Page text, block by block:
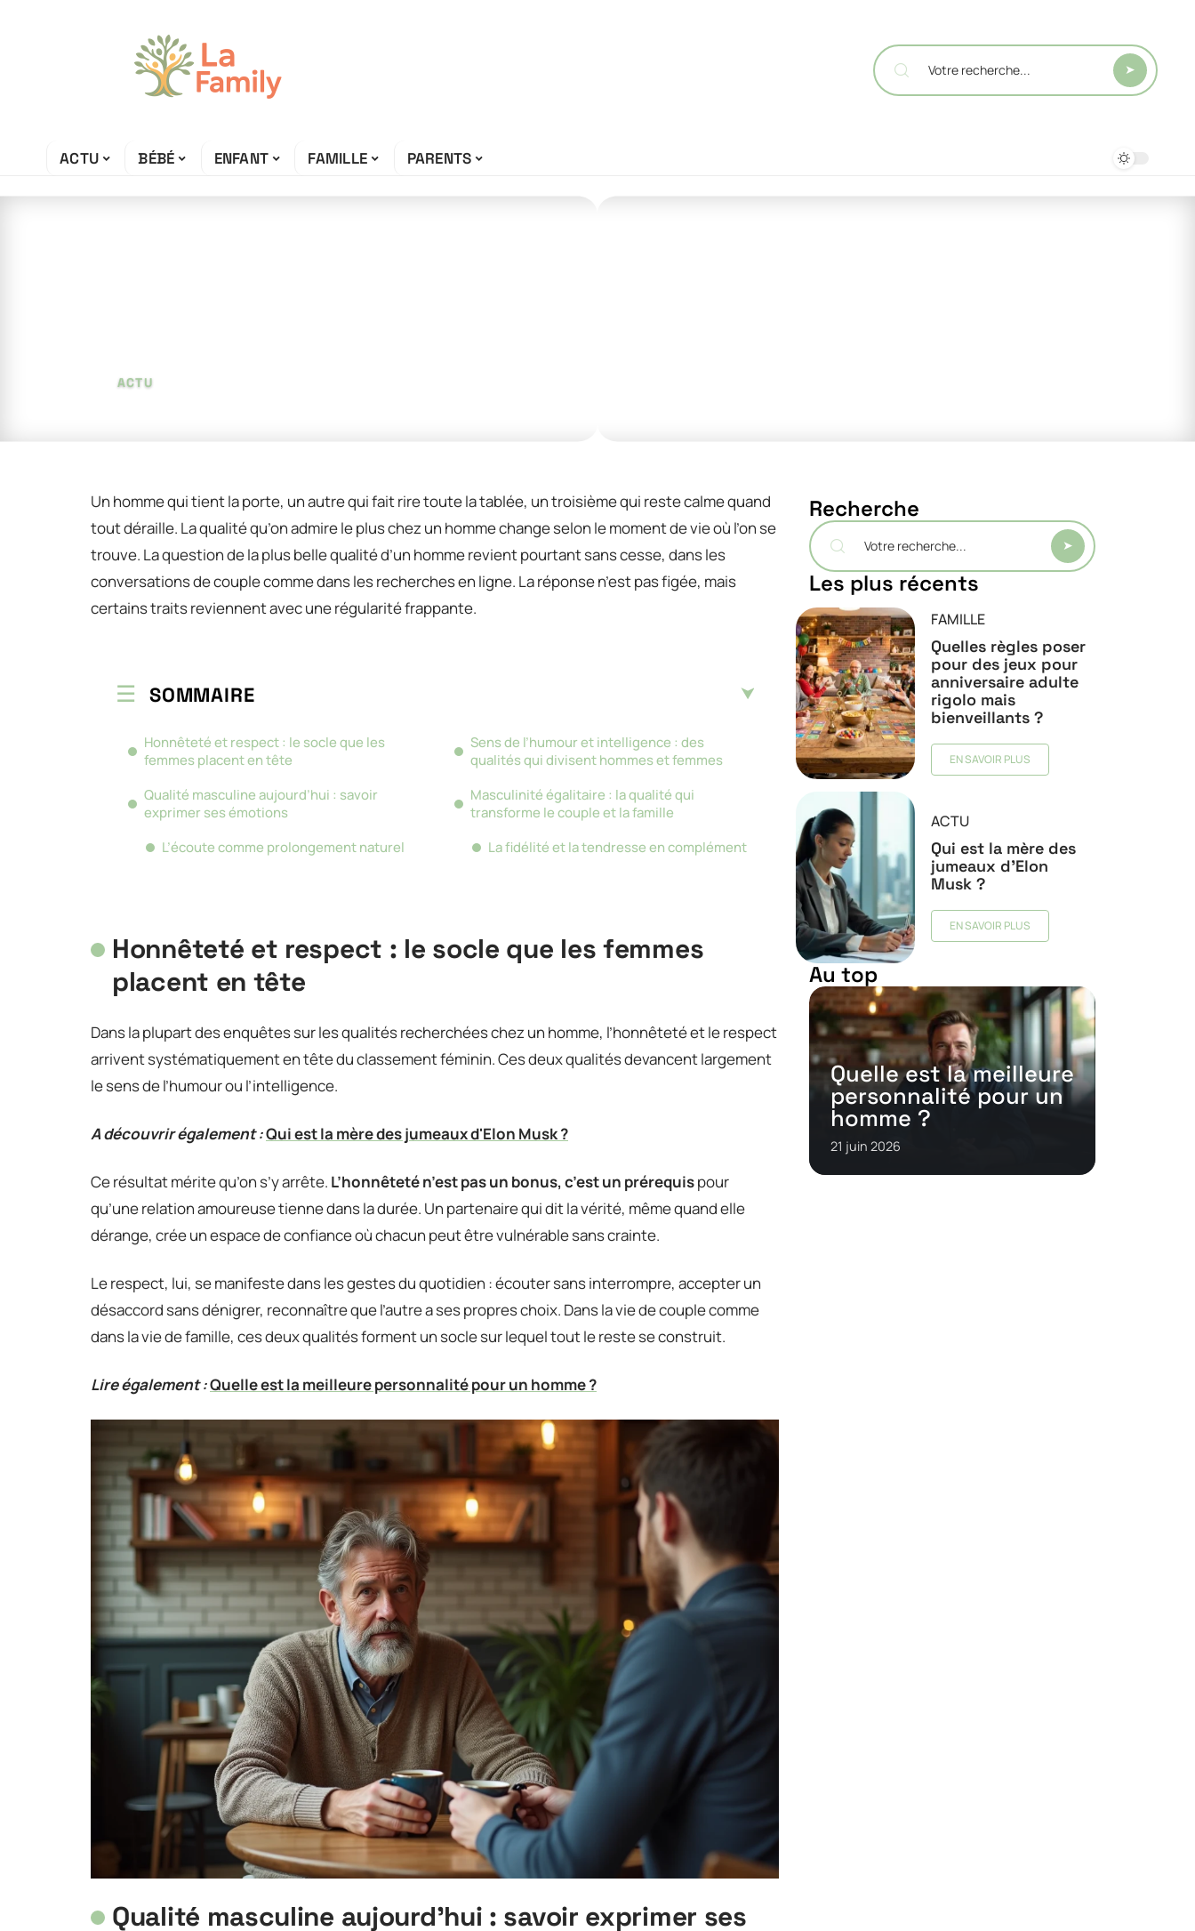
ACTU BÉBÉ ENFANT FAMILLE PARENTS
ACTU
Un homme qui tient la porte, un autre qui fait rire toute la tablée, un troisième qui reste calme quand
tout déraille. La qualité qu’on admire le plus chez un homme change selon le moment de vie où l’on se
trouve. La question de la plus belle qualité d’un homme revient pourtant sans cesse, dans les
conversations de couple comme dans les recherches en ligne. La réponse n’est pas figée, mais
certains traits reviennent avec une régularité frappante.
SOMMAIRE
Honnêteté et respect : le socle que les
femmes placent en tête
Qualité masculine aujourd’hui : savoir
exprimer ses émotions
L’écoute comme prolongement naturel
Sens de l’humour et intelligence : des
qualités qui divisent hommes et femmes
Masculinité égalitaire : la qualité qui
transforme le couple et la famille
La fidélité et la tendresse en complément
Honnêteté et respect : le socle que les femmes
placent en tête
Dans la plupart des enquêtes sur les qualités recherchées chez un homme, l’honnêteté et le respect
arrivent systématiquement en tête du classement féminin. Ces deux qualités devancent largement
le sens de l’humour ou l’intelligence.
A découvrir également :Qui est la mère des jumeaux d'Elon Musk ?
Ce résultat mérite qu’on s’y arrête. L’honnêteté n’est pas un bonus, c’est un prérequispour
qu’une relation amoureuse tienne dans la durée. Un partenaire qui dit la vérité, même quand elle
dérange, crée un espace de confiance où chacun peut être vulnérable sans crainte.
Le respect, lui, se manifeste dans les gestes du quotidien : écouter sans interrompre, accepter un
désaccord sans dénigrer, reconnaître que l’autre a ses propres choix. Dans la vie de couple comme
dans la vie de famille, ces deux qualités forment un socle sur lequel tout le reste se construit.
Lire également :Quelle est la meilleure personnalité pour un homme ?
Qualité masculine aujourd’hui : savoir exprimer ses
Recherche
Les plus récents
FAMILLE
Quelles règles poser
pour des jeux pour
anniversaire adulte
rigolo mais
bienveillants ?
EN SAVOIR PLUS
ACTU
Qui est la mère des
jumeaux d’Elon
Musk ?
EN SAVOIR PLUS
Au top
Quelle est la meilleure
personnalité pour un
homme ?
21 juin 2026